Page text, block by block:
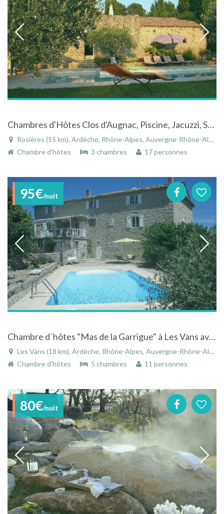
Chambres d'Hôtes Clos d'Augnac, Piscine, Jacuzzi, Sud Ardèche, Vue sur les Monts Lozère
Rosières (15 km), Ardèche, Rhône-Alpes, Auvergne-Rhône-Alpes, France
Chambre d'hôtes
3 chambres 17 personnes
95€/nuit
Chambre d´hôtes "Mas de la Garrigue" à Les Vans avec piscine et bien situé dans le calme
Les Vans (18 km), Ardèche, Rhône-Alpes, Auvergne-Rhône-Alpes, France
Chambre d'hôtes
5 chambres 11 personnes
80€/nuit